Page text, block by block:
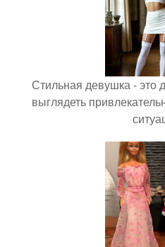
Стильная девушка - это
выглядеть